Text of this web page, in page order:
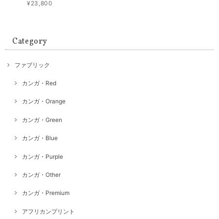
¥23,800
Category
ファブリック
カンガ・Red
カンガ・Orange
カンガ・Green
カンガ・Blue
カンガ・Purple
カンガ・Other
カンガ・Premium
アフリカンプリント